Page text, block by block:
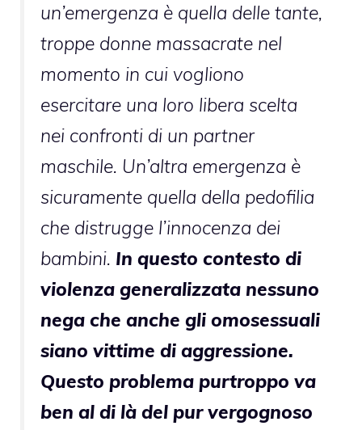
un’emergenza è quella delle tante,
troppe donne massacrate nel
momento in cui vogliono
esercitare una loro libera scelta
nei confronti di un partner
maschile. Un’altra emergenza è
sicuramente quella della pedofilia
che distrugge l’innocenza dei
bambini. In questo contesto di
violenza generalizzata nessuno
nega che anche gli omosessuali
siano vittime di aggressione.
Questo problema purtroppo va
ben al di là del pur vergognoso